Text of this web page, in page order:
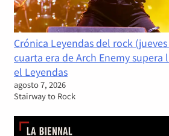
Crónica Leyendas del rock (jueves
cuarta era de Arch Enemy supera
el Leyendas
agosto 7, 2026
Stairway to Rock